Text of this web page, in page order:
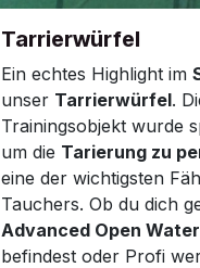
Tarrierwürfel
Ein echtes Highlight im
unser Tarrierwürfel.
Trainingsobjekt wurde
um die Tarierung zu
eine der wichtigsten
Tauchers. Ob du dich
Advanced Open
befindest oder Profi